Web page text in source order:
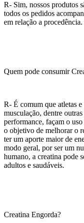
R- Sim, nossos produtos
todos os pedidos
em relação a procedência.
Quem pode consumir
R- É comum que atletas
musculação, dentre
performance, façam o
o objetivo de melhorar o
ter um aporte maior de
modo geral, por ser um
humano, a creatina pode
adultos e saudáveis.
Creatina Engorda?